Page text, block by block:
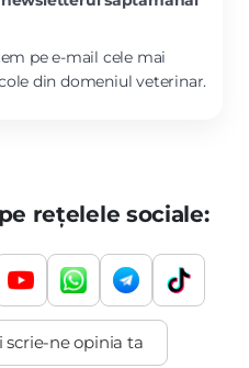
pe e-mail cele mai
din domeniul veterinar.
rețelele sociale: